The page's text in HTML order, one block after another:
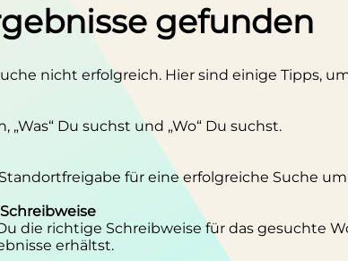
gefunden
nicht erfolgreich. Hier sind einige Tipps,
Du suchst und „Wo“ Du suchst.
für eine erfolgreiche Suche
die richtige Schreibweise für das gesuchte
erhältst.